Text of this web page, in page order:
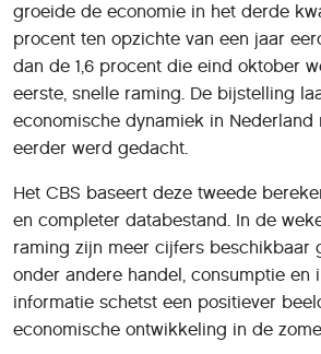
groeide de economie in het derde
procent ten opzichte van een jaar
dan de 1,6 procent die eind oktober
eerste, snelle raming. De bijstelling
economische dynamiek in Nederland
eerder werd gedacht.
Het CBS baseert deze tweede
en completer databestand. In de
raming zijn meer cijfers beschikbaar
onder andere handel, consumptie en
informatie schetst een positiever
economische ontwikkeling in de